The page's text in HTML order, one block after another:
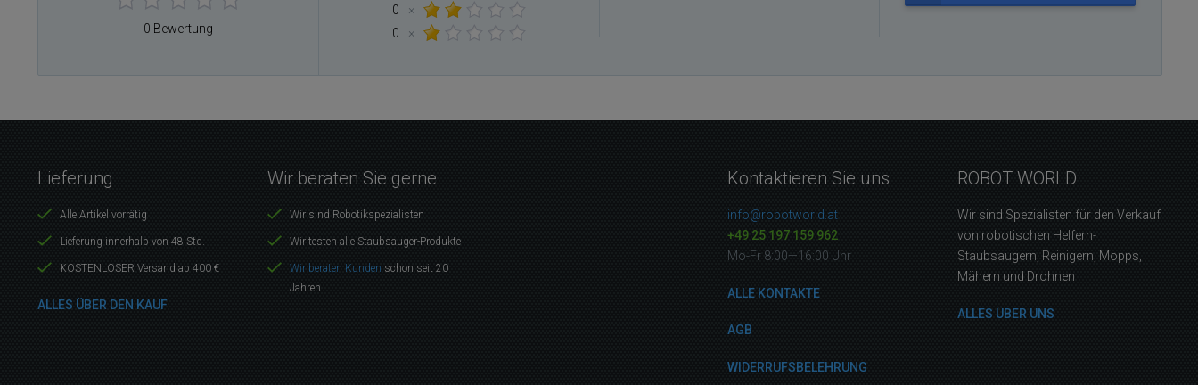
0 Bewertung
0
×
0
×
Lieferung
Alle Artikel vorrätig
Lieferung innerhalb von 48 Std.
KOSTENLOSER Versand ab 400 €
ALLES ÜBER DEN KAUF
Wir beraten Sie gerne
Wir sind Robotikspezialisten
Wir testen alle Staubsauger-Produkte
Wir beraten Kunden schon seit 20
Jahren
Kontaktieren Sie uns
info@robotworld.at
+49 25 197 159 962
Mo-Fr 8:00—16:00 Uhr
ALLE KONTAKTE
AGB
WIDERRUFSBELEHRUNG
ROBOT WORLD
Wir sind Spezialisten für den Verkauf
von robotischen Helfern-
Staubsaugern, Reinigern, Mopps,
Mähern und Drohnen
ALLES ÜBER UNS